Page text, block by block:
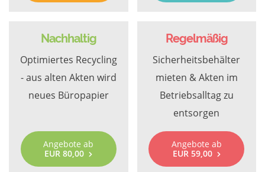
Nachhaltig
Optimiertes Recycling
- aus alten Akten wird
neues Büropapier
Angebote ab
EUR 80,00
Regelmäßig
Sicherheitsbehälter
mieten & Akten im
Betriebsalltag zu
entsorgen
Angebote ab
EUR 59,00